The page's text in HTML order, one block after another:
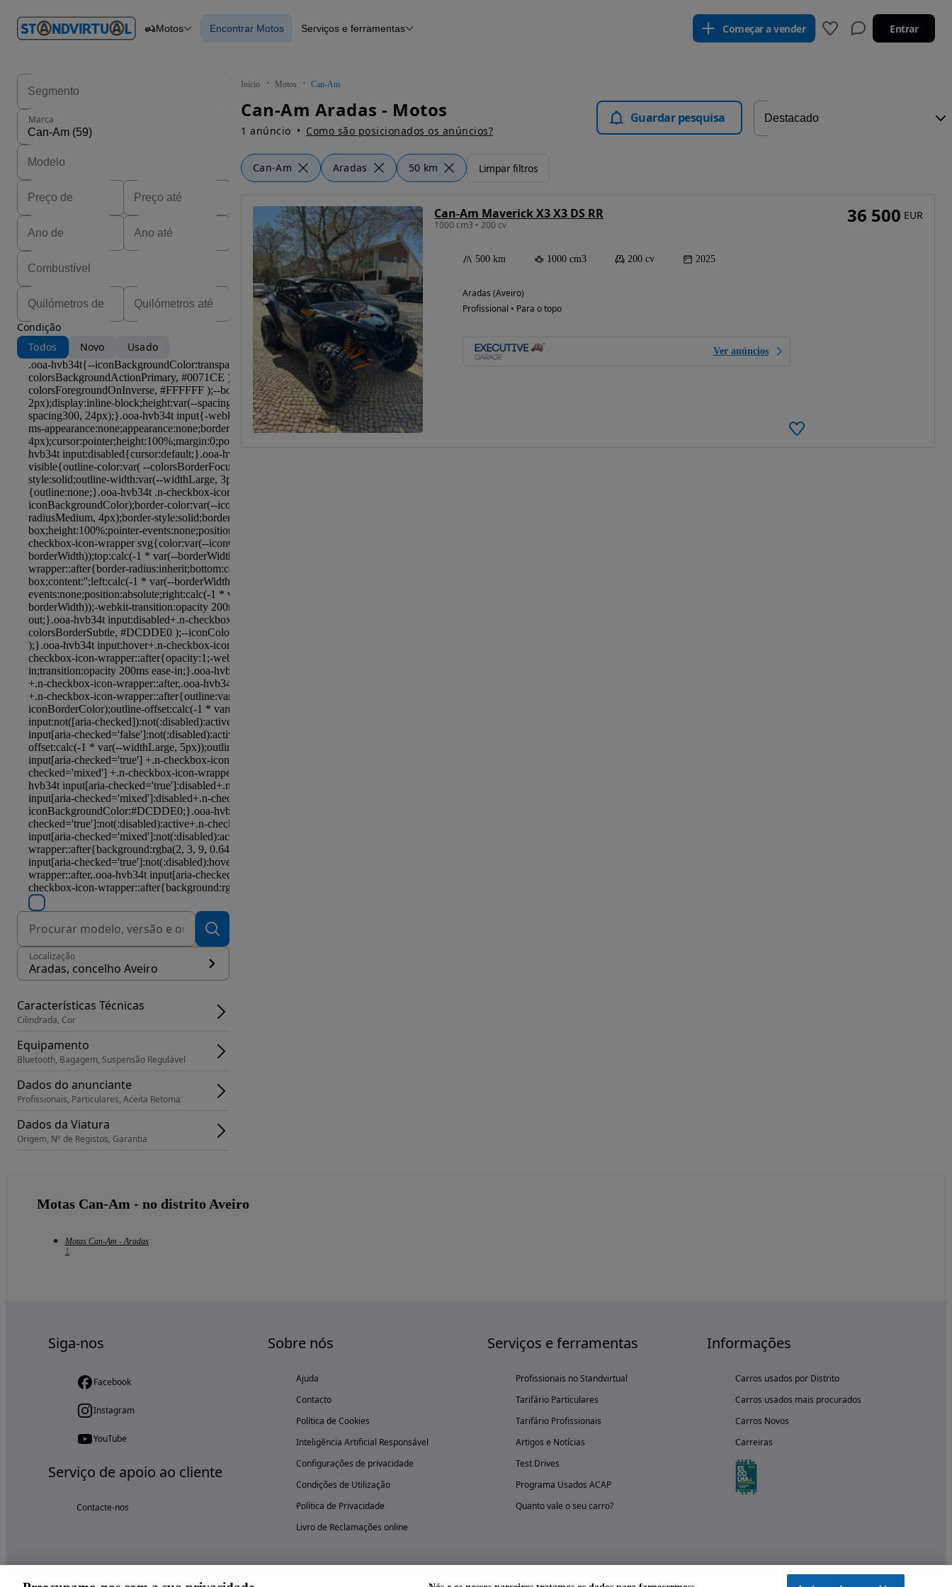
em
Carros Carros
Motos Encontrar Motos Serviços e ferramentas Começar a vender Entrar
Início Motos Can-Am
Can-Am Aradas - Motos
1 anúncio Como são posicionados os anúncios?
Guardar pesquisa
Can-Am Aradas 50 km Limpar filtros
Marca
Condição
Todos
Novo Usado
Localização
Aradas, concelho Aveiro
Características Técnicas
Cilindrada, Cor
Equipamento
Bluetooth, Bagagem, Suspensão Regulável
Dados do anunciante
Profissionais, Particulares, Aceita Retoma
Dados da Viatura
Origem, Nº de Registos, Garantia
Can-Am Maverick X3 X3 DS RR
1000 cm3 • 200 cv
500 km 1000 cm3 200 cv 2025
Aradas (Aveiro)
Profissional • Para o topo
Ver anúncios
36 500 EUR
Motas Can-Am - no distrito Aveiro
Motas Can-Am - Aradas
1
Siga-nos
Facebook
Instagram
YouTube
Serviço de apoio ao cliente
Contacte-nos
Sobre nós
Ajuda
Contacto
Política de Cookies
Inteligência Artificial Responsável
Configurações de privacidade
Condições de Utilização
Política de Privacidade
Livro de Reclamações online
Serviços e ferramentas
Profissionais no Standvirtual
Tarifário Particulares
Tarifário Profissionais
Artigos e Notícias
Test Drives
Programa Usados ACAP
Quanto vale o seu carro?
Informações
Carros usados por Distrito
Carros usados mais procurados
Carros Novos
Carreiras